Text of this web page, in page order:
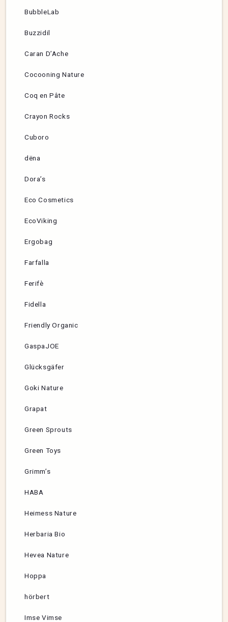
BubbleLab
Buzzidil
Caran D’Ache
Cocooning Nature
Coq en Pâte
Crayon Rocks
Cuboro
dëna
Dora’s
Eco Cosmetics
EcoViking
Ergobag
Farfalla
Ferifè
Fidella
Friendly Organic
GaspaJOE
Glücksgäfer
Goki Nature
Grapat
Green Sprouts
Green Toys
Grimm’s
HABA
Heimess Nature
Herbaria Bio
Hevea Nature
Hoppa
hörbert
Imse Vimse